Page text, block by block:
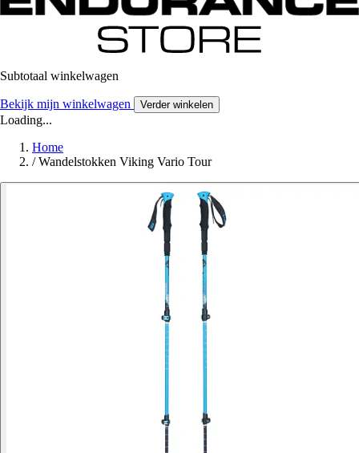
Subtotaal winkelwagen
Bekijk mijn winkelwagen Verder winkelen
Loading...
Home
/ Wandelstokken Viking Vario Tour